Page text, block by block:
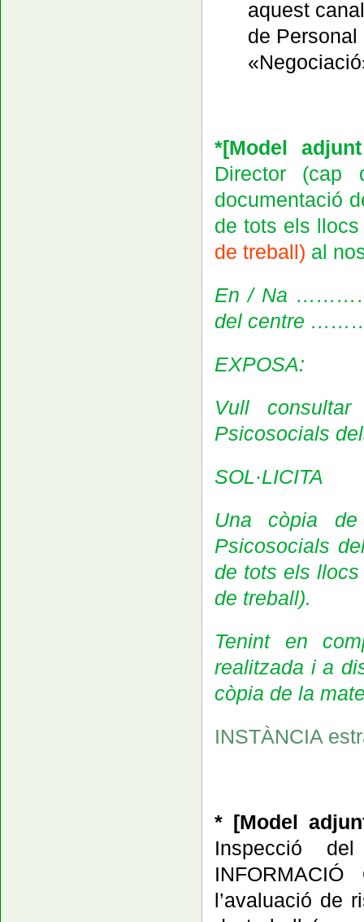
aquest
de
*[Model
Director
documentació
de tots els
de treball) al
En / Na
del centre
EXPOSA:
Vull
Psicosocials
SOL·LICITA
Una còpia
Psicosocials
de tots els
de treball).
Tenint en
realitzada i a
còpia de la
INSTÀNCIA
* [Model
Inspecció
l’avaluació de